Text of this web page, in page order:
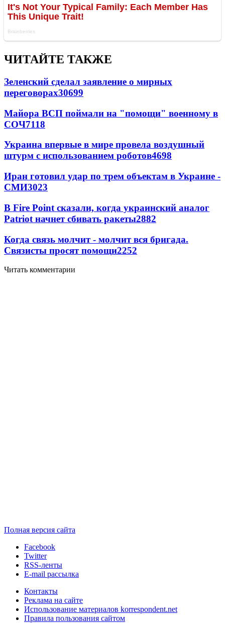
ЧИТАЙТЕ ТАКЖЕ
Зеленский сделал заявление о мирных
переговорах30699
Майора ВСП поймали на "помощи" военному в
СОЧ7118
Украина впервые в мире провела воздушный
штурм с использованием роботов4698
Иран готовил удар по трем объектам в Украине -
СМИ3023
В Fire Point сказали, когда украинский аналог
Patriot начнет сбивать ракеты2882
Когда связь молчит - молчит вся бригада.
Связисты просят помощи2252
Читать комментарии
Полная версия сайта
Facebook
Twitter
RSS-ленты
E-mail рассылка
Контакты
Реклама на сайте
Использование материалов korrespondent.net
Правила пользования сайтом